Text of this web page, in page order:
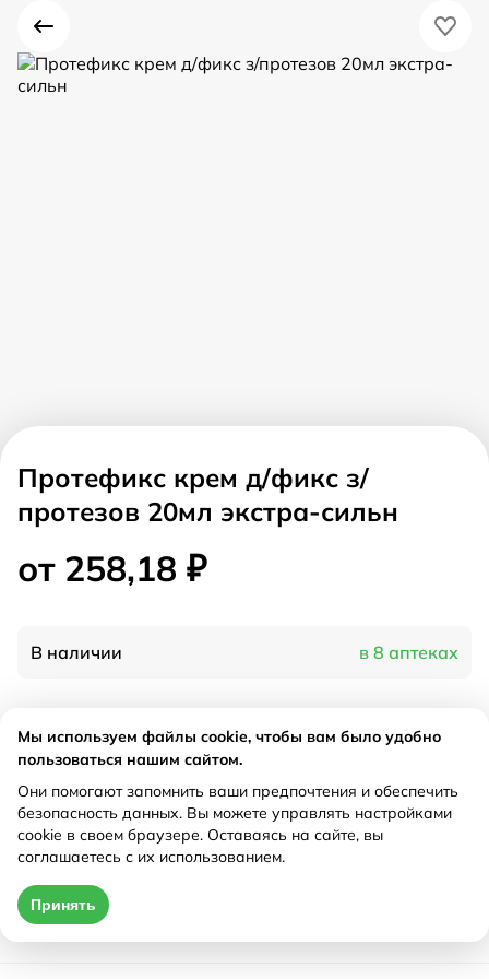
Протефикс крем д/фикс з/
протезов 20мл экстра-сильн
от 258,18 ₽
В наличии в 8 аптеках
Характеристики
Рецепт
Не требуется
от 258,18 ₽
Мы используем файлы cookie, чтобы вам было удобно
пользоваться нашим сайтом.
Они помогают запомнить ваши предпочтения и обеспечить
безопасность данных. Вы можете управлять настройками
cookie в своем браузере. Оставаясь на сайте, вы
соглашаетесь с их использованием.
Принять